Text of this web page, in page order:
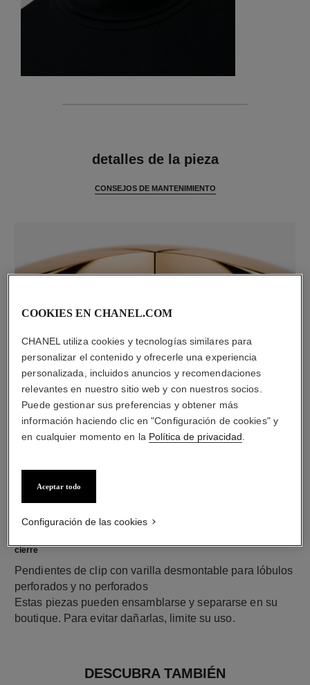
detalles de la pieza
CONSEJOS DE MANTENIMIENTO
material
ORO BEIGE de 18 quilates
cierre
Pendientes de clip con varilla desmontable para lóbulos
perforados y no perforados
Estas piezas pueden ensamblarse y separarse en su
boutique. Para evitar dañarlas, limite su uso.
DESCUBRA TAMBIÉN
COOKIES EN CHANEL.COM
CHANEL utiliza cookies y tecnologías similares para
personalizar el contenido y ofrecerle una experiencia
personalizada, incluidos anuncios y recomendaciones
relevantes en nuestro sitio web y con nuestros socios.
Puede gestionar sus preferencias y obtener más
información haciendo clic en "Configuración de cookies" y
en cualquier momento en la Política de privacidad
Aceptar todo
Configuración de las cookies